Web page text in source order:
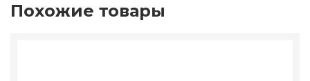
Похожие товары